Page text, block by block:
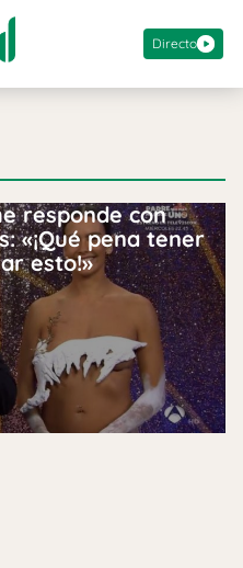
Directo
responde con
«¡Qué pena tener
esto!»